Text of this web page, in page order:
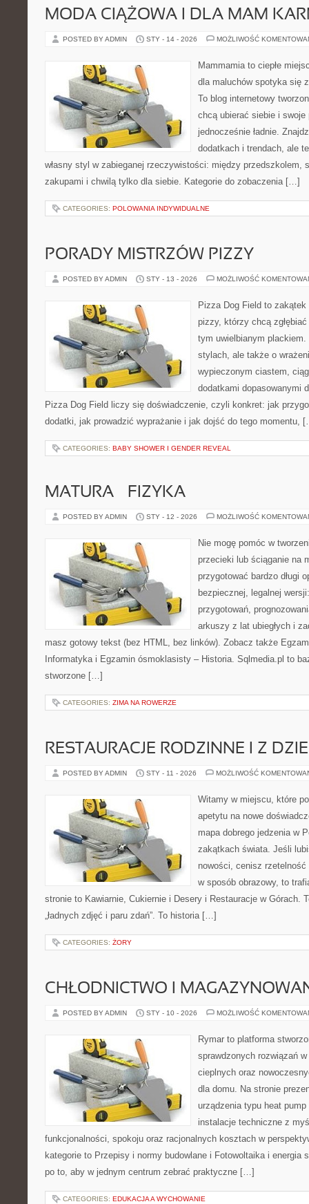
MODA CIĄŻOWA I DLA MAM
POSTED BY ADMIN STY - 14 - 2026 MOŻLIWOŚĆ
Mammamia to ciepłe
dla maluchów spotyka się
To blog internetowy
chcą ubierać siebie i
jednocześnie ładnie.
dodatkach i trendach, ale
własny styl w zabieganej rzeczywistości: między przedszkolem,
zakupami i chwilą tylko dla siebie. Kategorie do zobaczenia […]
CATEGORIES: POLOWANIA INDYWIDUALNE
PORADY MISTRZÓW PIZZY
POSTED BY ADMIN STY - 13 - 2026 MOŻLIWOŚĆ
Pizza Dog Field to
pizzy, którzy chcą
tym uwielbianym
stylach, ale także o
wypieczonym ciastem,
dodatkami dopasowanymi
Pizza Dog Field liczy się doświadczenie, czyli konkret: jak
dodatki, jak prowadzić wyprażanie i jak dojść do tego momentu,
CATEGORIES: BABY SHOWER I GENDER REVEAL
MATURA – FIZYKA
POSTED BY ADMIN STY - 12 - 2026 MOŻLIWOŚĆ
Nie mogę pomóc w
przecieki lub ściąganie na
przygotować bardzo długi
bezpiecznej, legalnej
przygotowań,
arkuszy z lat ubiegłych i
masz gotowy tekst (bez HTML, bez linków). Zobacz także
Informatyka i Egzamin ósmoklasisty – Historia. Sqlmedia.pl to
stworzone […]
CATEGORIES: ZIMA NA ROWERZE
RESTAURACJE RODZINNE I Z
POSTED BY ADMIN STY - 11 - 2026 MOŻLIWOŚĆ
Witamy w miejscu, które
apetytu na nowe
mapa dobrego jedzenia w
zakątkach świata. Jeśli
nowości, cenisz
w sposób obrazowy, to
stronie to Kawiarnie, Cukiernie i Desery i Restauracje w Górach.
„ładnych zdjęć i paru zdań”. To historia […]
CATEGORIES: ŻORY
CHŁODNICTWO I
POSTED BY ADMIN STY - 10 - 2026 MOŻLIWOŚĆ
Rymar to platforma
sprawdzonych rozwiązań
cieplnych oraz
dla domu. Na stronie
urządzenia typu heat
instalacje techniczne z
funkcjonalności, spokoju oraz racjonalnych kosztach w
kategorie to Przepisy i normy budowlane i Fotowoltaika i energia
po to, aby w jednym centrum zebrać praktyczne […]
CATEGORIES: EDUKACJA A WYCHOWANIE